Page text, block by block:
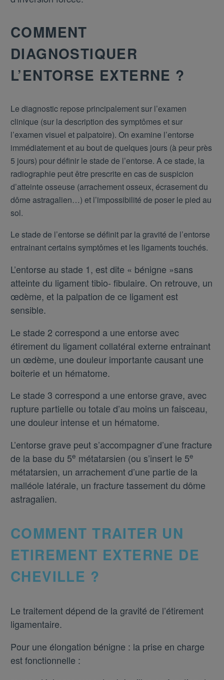
COMMENT
DIAGNOSTIQUER
L’ENTORSE EXTERNE ?
Le diagnostic repose principalement sur l’examen
clinique (sur la description des symptômes et sur
l’examen visuel et palpatoire). On examine l’entorse
immédiatement et au bout de quelques jours (à peur près
5 jours) pour définir le stade de l’entorse. A ce stade, la
radiographie peut être prescrite en cas de suspicion
d’atteinte osseuse (arrachement osseux, écrasement du
dôme astragalien…) et l’impossibilité de poser le pied au
sol.
Le stade de l’entorse se définit par la gravité de l’entorse
entrainant certains symptômes et les ligaments touchés.
L’entorse au stade 1, est dite « bénigne »sans
atteinte du ligament tibio- fibulaire. On retrouve, un
œdème, et la palpation de ce ligament est
sensible.
Le stade 2 correspond a une entorse avec
étirement du ligament collatéral externe entrainant
un œdème, une douleur importante causant une
boiterie et un hématome.
Le stade 3 correspond a une entorse grave, avec
rupture partielle ou totale d’au moins un faisceau,
une douleur intense et un hématome.
L’entorse grave peut s’accompagner d’une fracture
de la base du 5e métatarsien (ou s’insert le 5e
métatarsien, un arrachement d’une partie de la
malléole latérale, un fracture tassement du dôme
astragalien.
COMMENT TRAITER UN
ETIREMENT EXTERNE DE
CHEVILLE ?
Le traitement dépend de la gravité de l’étirement
ligamentaire.
Pour une élongation bénigne : la prise en charge
est fonctionnelle :